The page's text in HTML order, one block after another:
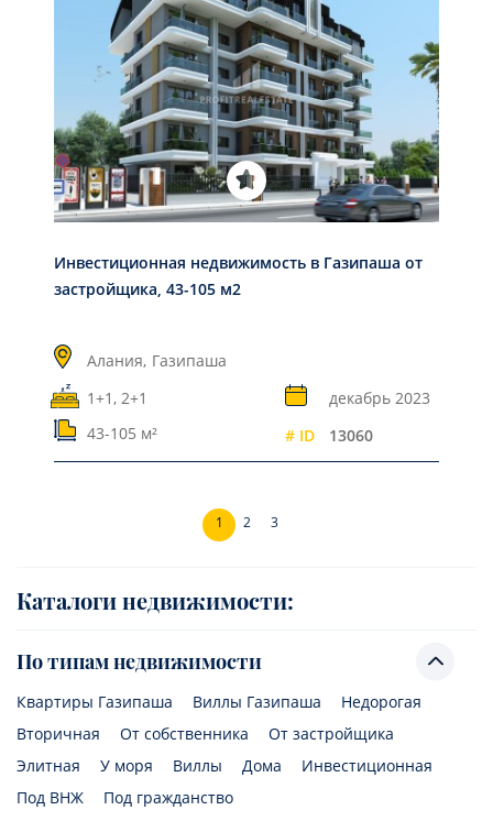
Инвестиционная недвижимость в Газипаша от
застройщика, 43-105 м2
Алания, Газипаша
1+1, 2+1
декабрь 2023
43-105 м²
# ID 13060
1 2 3
Каталоги недвижимости:
По типам недвижимости
Квартиры Газипаша Виллы Газипаша
Недорогая
Вторичная
От собственника
От застройщика
Элитная
У моря Виллы Дома
Инвестиционная
Под ВНЖ
Под гражданство